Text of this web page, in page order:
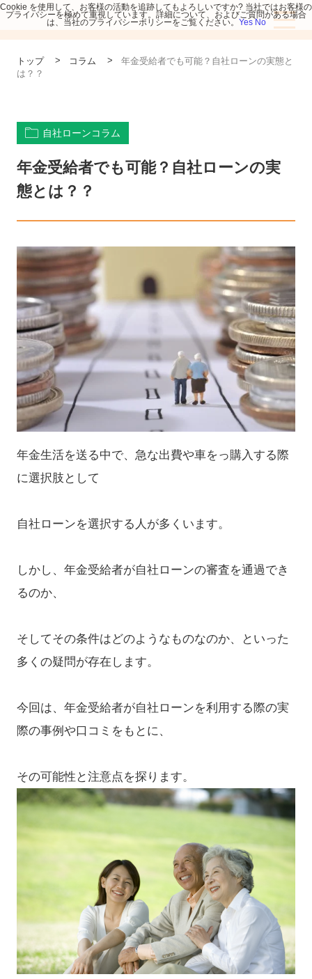
トップ > コラム >
年金受給者でも可能？自社ローンの実態と
は？？
自社ローンコラム
年金受給者でも可能？自社ローンの実
態とは？？
年金生活を送る中で、急な出費や車をっ購入する際
に選択肢として
自社ローンを選択する人が多くいます。
しかし、年金受給者が自社ローンの審査を通過でき
るのか、
そしてその条件はどのようなものなのか、といった
多くの疑問が存在します。
今回は、年金受給者が自社ローンを利用する際の実
際の事例や口コミをもとに、
その可能性と注意点を探ります。
Cookie を使用して、お客様の活動を追跡してもよろしいですか? 当社ではお客様の
プライバシーを極めて重視しています。詳細について、およびご質問がある場合
は、当社のプライバシーポリシーをご覧ください。 Yes No